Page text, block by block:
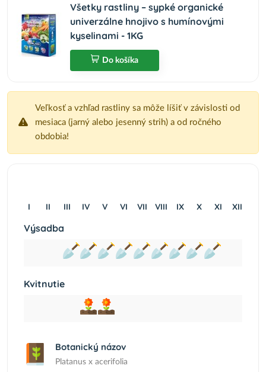
Všetky rastliny – sypké organické
univerzálne hnojivo s humínovými
kyselinami - 1KG
Do košíka
Veľkosť a vzhľad rastliny sa môže líšiť v závislosti od
mesiaca (jarný alebo jesenný strih) a od ročného
obdobia!
I II III IV V VI VII VIII IX X XI XII
Výsadba
Kvitnutie
Botanický názov
Platanus x acerifolia